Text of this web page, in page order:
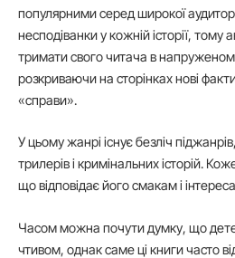
популярними серед широкої
несподіванки у кожній історії,
тримати свого читача в
розкриваючи на сторінках нові
«справи».
У цьому жанрі існує безліч
трилерів і кримінальних історій.
що відповідає його смакам і
Часом можна почути думку, що
чтивом, однак саме ці книги часто